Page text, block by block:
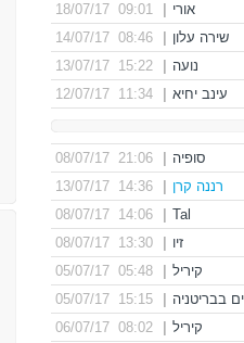
אורי
09:01 18/07/17
שירה עלון
08:46 14/07/17
נועה
15:22 13/07/17
עינב יחיא
11:34 12/07/17
סופיה
21:06 08/07/17
רננה קרן
14:36 13/07/17
Tal
14:06 08/07/17
זיו
13:30 08/07/17
קיריל
05:48 05/07/17
בבריטניה
15:15 05/07/17
קיריל
08:02 06/07/17